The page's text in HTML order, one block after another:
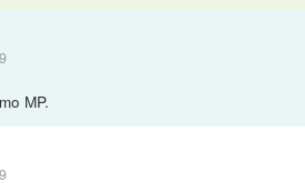
MP.